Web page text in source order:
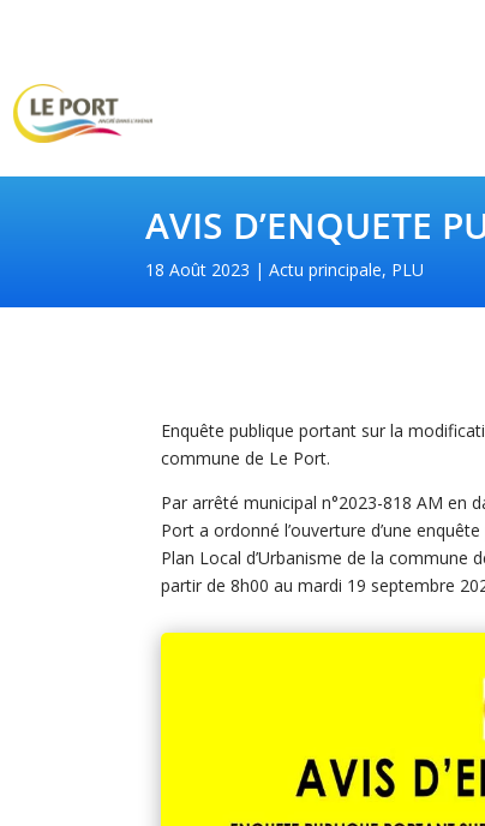
AVIS D’ENQUETE
18 Août 2023 Actu principale, PLU
Enquête publique portant sur la
commune de Le Port.
Par arrêté municipal n°2023-818 AM en
Port a ordonné l’ouverture d’une
Plan Local d’Urbanisme de la commune
partir de 8h00 au mardi 19 septembre